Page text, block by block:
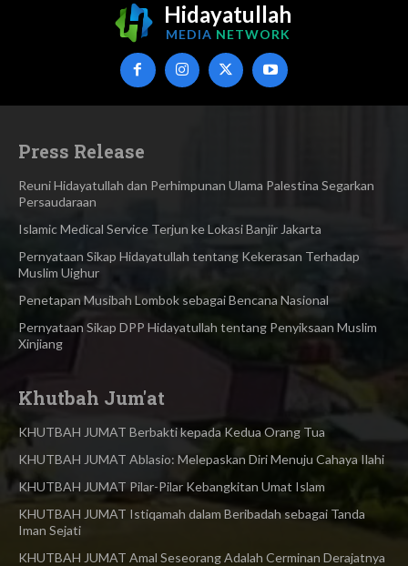
Hidayatullah
MEDIA NETWORK
Press Release
Reuni Hidayatullah dan Perhimpunan Ulama Palestina Segarkan
Persaudaraan
Islamic Medical Service Terjun ke Lokasi Banjir Jakarta
Pernyataan Sikap Hidayatullah tentang Kekerasan Terhadap
Muslim Uighur
Penetapan Musibah Lombok sebagai Bencana Nasional
Pernyataan Sikap DPP Hidayatullah tentang Penyiksaan Muslim
Xinjiang
Khutbah Jum'at
KHUTBAH JUMAT Berbakti kepada Kedua Orang Tua
KHUTBAH JUMAT Ablasio: Melepaskan Diri Menuju Cahaya Ilahi
KHUTBAH JUMAT Pilar-Pilar Kebangkitan Umat Islam
KHUTBAH JUMAT Istiqamah dalam Beribadah sebagai Tanda
Iman Sejati
KHUTBAH JUMAT Amal Seseorang Adalah Cerminan Derajatnya